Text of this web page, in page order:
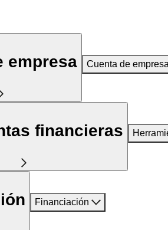
empresa Cuenta de empresa
financieras
Financiación